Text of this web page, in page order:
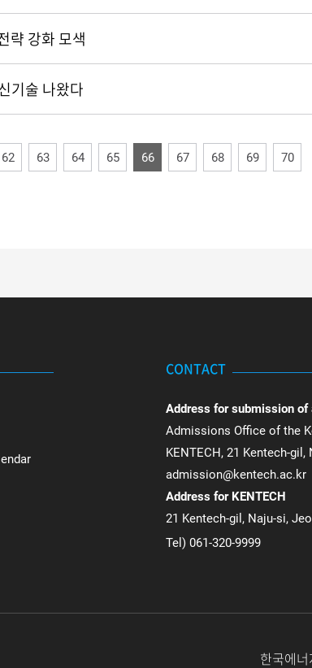
략 강화 모색
기술 나왔다
62 63 64 65 66 67 68 69 70
CONTACT
Address for submission
Admissions Office of the
KENTECH, 21 Kentech-
admission@kentech.ac.kr
Address for KENTECH
21 Kentech-gil, Naju-si,
Tel) 061-320-9999
한국에너